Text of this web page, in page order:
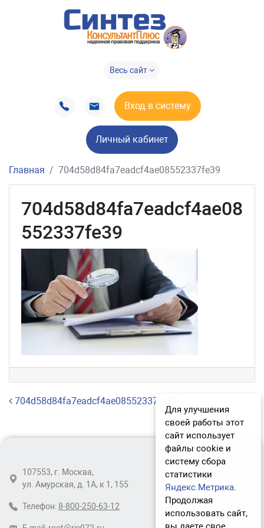
Весь сайт
Вход в систему
Личный кабинет
Главная 704d58d84fa7eadcf4ae08552337fe39
704d58d84fa7eadcf4ae08
552337fe39
Навигация по записям
704d58d84fa7eadcf4ae08552337fe39
107553, г. Москва,
ул. Амурская, д. 1А, к 1, 155
Телефон: 8-800-250-63-12
Для улучшения
своей работы этот
сайт использует
файлы cookie и
систему сбора
статистики
Яндекс.Метрика.
Продолжая
использовать сайт,